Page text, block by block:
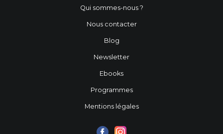
Qui sommes-nous ?
Nous contacter
Blog
Newsletter
Ebooks
Programmes
Mentions légales